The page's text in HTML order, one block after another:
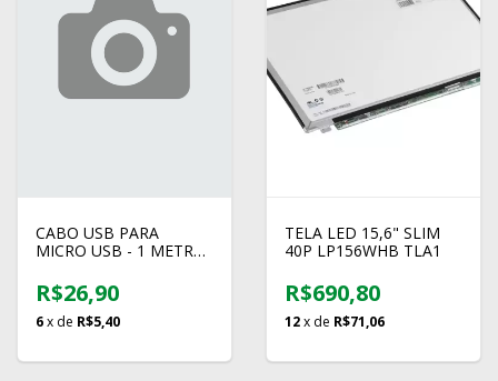
CABO USB PARA
MICRO USB - 1 METRO
R$26,90
6x de R$5,40
TELA LED 15,6" SLIM
40P LP156WHB TLA1
R$690,80
12x de R$71,06